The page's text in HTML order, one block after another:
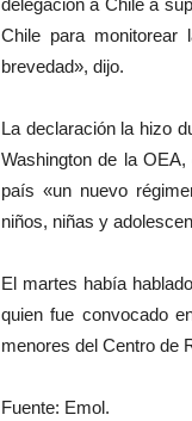
delegación a Chile a
Chile para
brevedad», dijo.
La declaración la hizo
Washington de la
país «un nuevo
niños, niñas y
El martes había
quien fue convocado
menores del Centro de
Fuente: Emol.